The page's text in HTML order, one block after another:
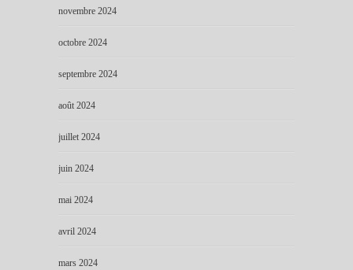
novembre 2024
octobre 2024
septembre 2024
août 2024
juillet 2024
juin 2024
mai 2024
avril 2024
mars 2024